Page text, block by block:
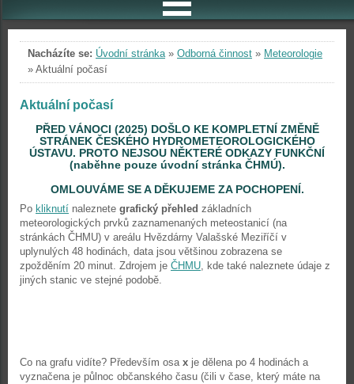
Nacházíte se: Úvodní stránka» Odborná činnost » Meteorologie
» Aktuální počasí
Aktuální počasí
PŘED VÁNOCI (2025) DOŠLO KE KOMPLETNÍ ZMĚNĚ
STRÁNEK ČESKÉHO HYDROMETEOROLOGICKÉHO
ÚSTAVU. PROTO NEJSOU NĚKTERÉ ODKAZY FUNKČNÍ
(naběhne pouze úvodní stránka ČHMÚ).
OMLOUVÁME SE A DĚKUJEME ZA POCHOPENÍ.
Po kliknutí naleznete grafický přehled základních
meteorologických prvků zaznamenaných meteostanicí (na
stránkách ČHMU) v areálu Hvězdárny Valašské Meziříčí v
uplynulých 48 hodinách, data jsou většinou zobrazena se
zpožděním 20 minut. Zdrojem je ČHMU, kde také naleznete údaje z
jiných stanic ve stejné podobě.
Co na grafu vidíte? Především osa x je dělena po 4 hodinách a
vyznačena je půlnoc občanského času (čili v čase, který máte na